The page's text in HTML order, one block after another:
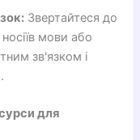
Звертайтеся до
мови або
зв'язком і
для